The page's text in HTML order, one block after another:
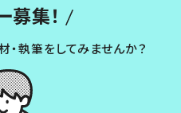
募集！
・執筆をしてみませんか？